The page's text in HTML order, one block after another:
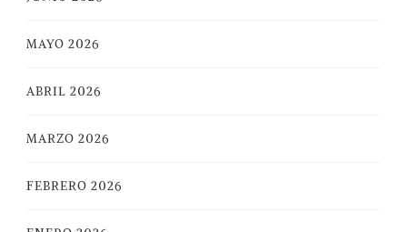
MAYO 2026
ABRIL 2026
MARZO 2026
FEBRERO 2026